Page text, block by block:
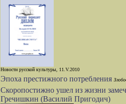
Новости русской культуры, 11.V.2010
Эпоха престижного потребления
Cкоропостижно ушел из жизни
Гречишкин (Василий Пригодич)